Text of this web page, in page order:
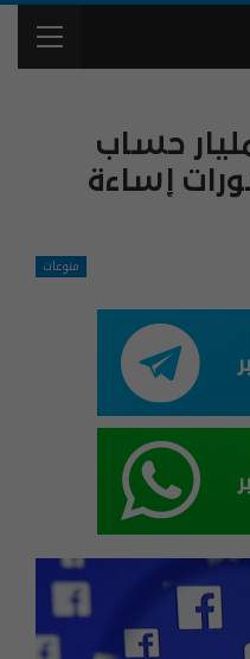
يزيل 3.2 مليار حساب
إساءة
منوعات